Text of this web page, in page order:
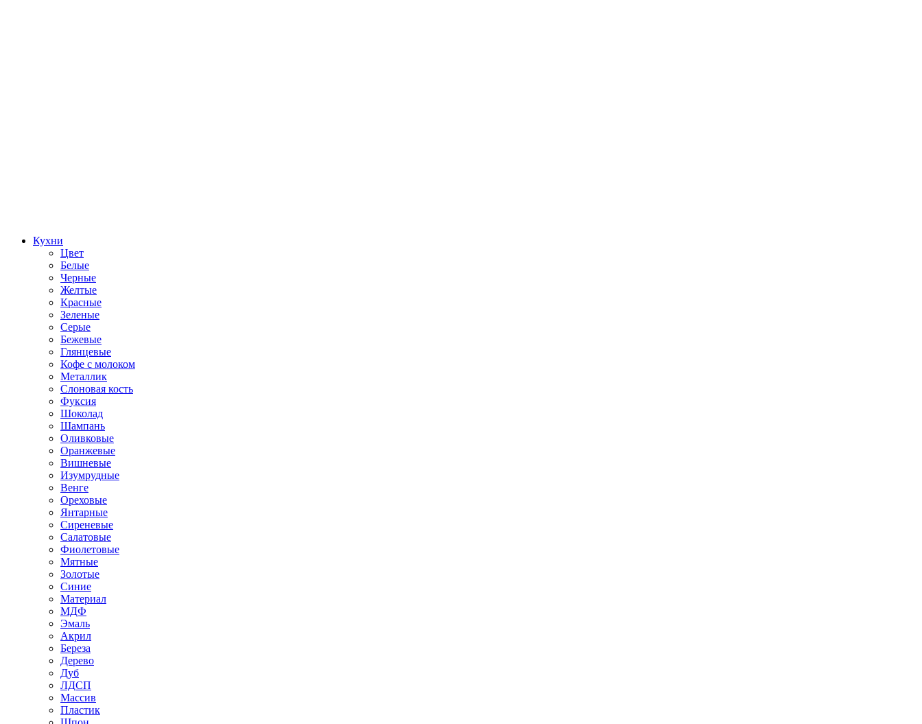
Кухни
Цвет
Белые
Черные
Желтые
Красные
Зеленые
Серые
Бежевые
Глянцевые
Кофе с молоком
Металлик
Слоновая кость
Фуксия
Шоколад
Шампань
Оливковые
Оранжевые
Вишневые
Изумрудные
Венге
Ореховые
Янтарные
Сиреневые
Салатовые
Фиолетовые
Мятные
Золотые
Синие
Материал
МДФ
Эмаль
Акрил
Береза
Дерево
Дуб
ЛДСП
Массив
Пластик